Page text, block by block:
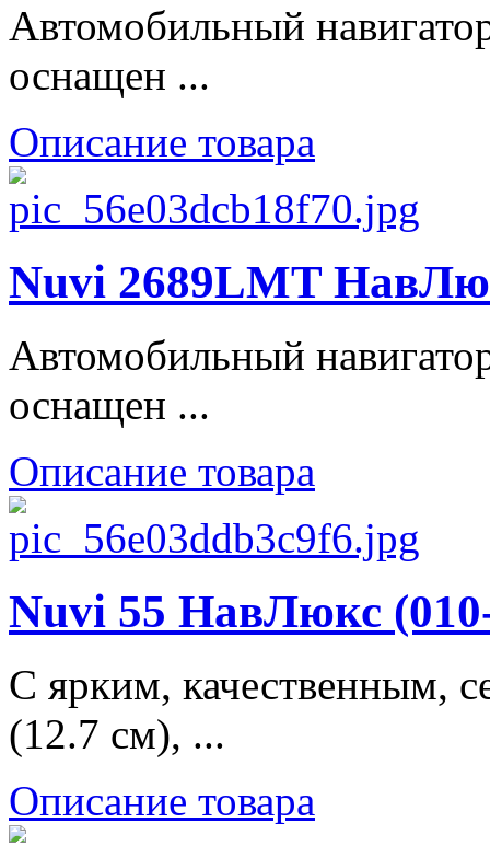
Автомобильный
оснащен ...
Описание товара
Nuvi 2689LMT
Автомобильный
оснащен ...
Описание товара
Nuvi 55 НавЛюкс
С ярким, качественным,
(12.7 см), ...
Описание товара